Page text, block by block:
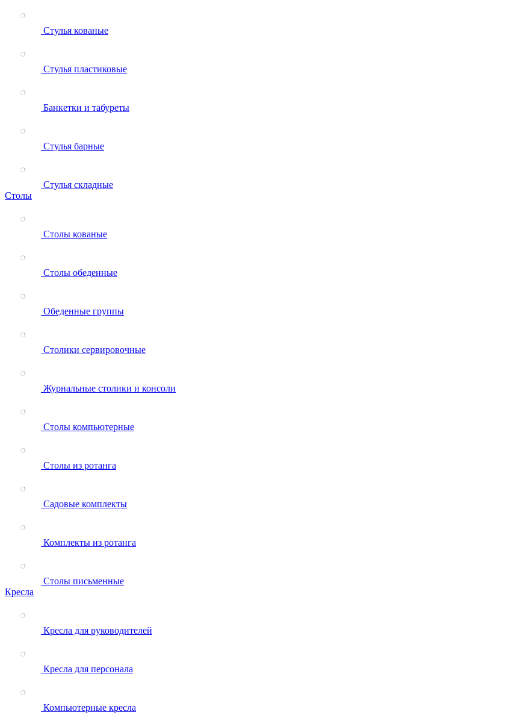
Стулья кованые
Стулья пластиковые
Банкетки и табуреты
Стулья барные
Стулья складные
Столы
Столы кованые
Столы обеденные
Обеденные группы
Столики сервировочные
Журнальные столики и консоли
Столы компьютерные
Столы из ротанга
Садовые комплекты
Комплекты из ротанга
Столы письменные
Кресла
Кресла для руководителей
Кресла для персонала
Компьютерные кресла